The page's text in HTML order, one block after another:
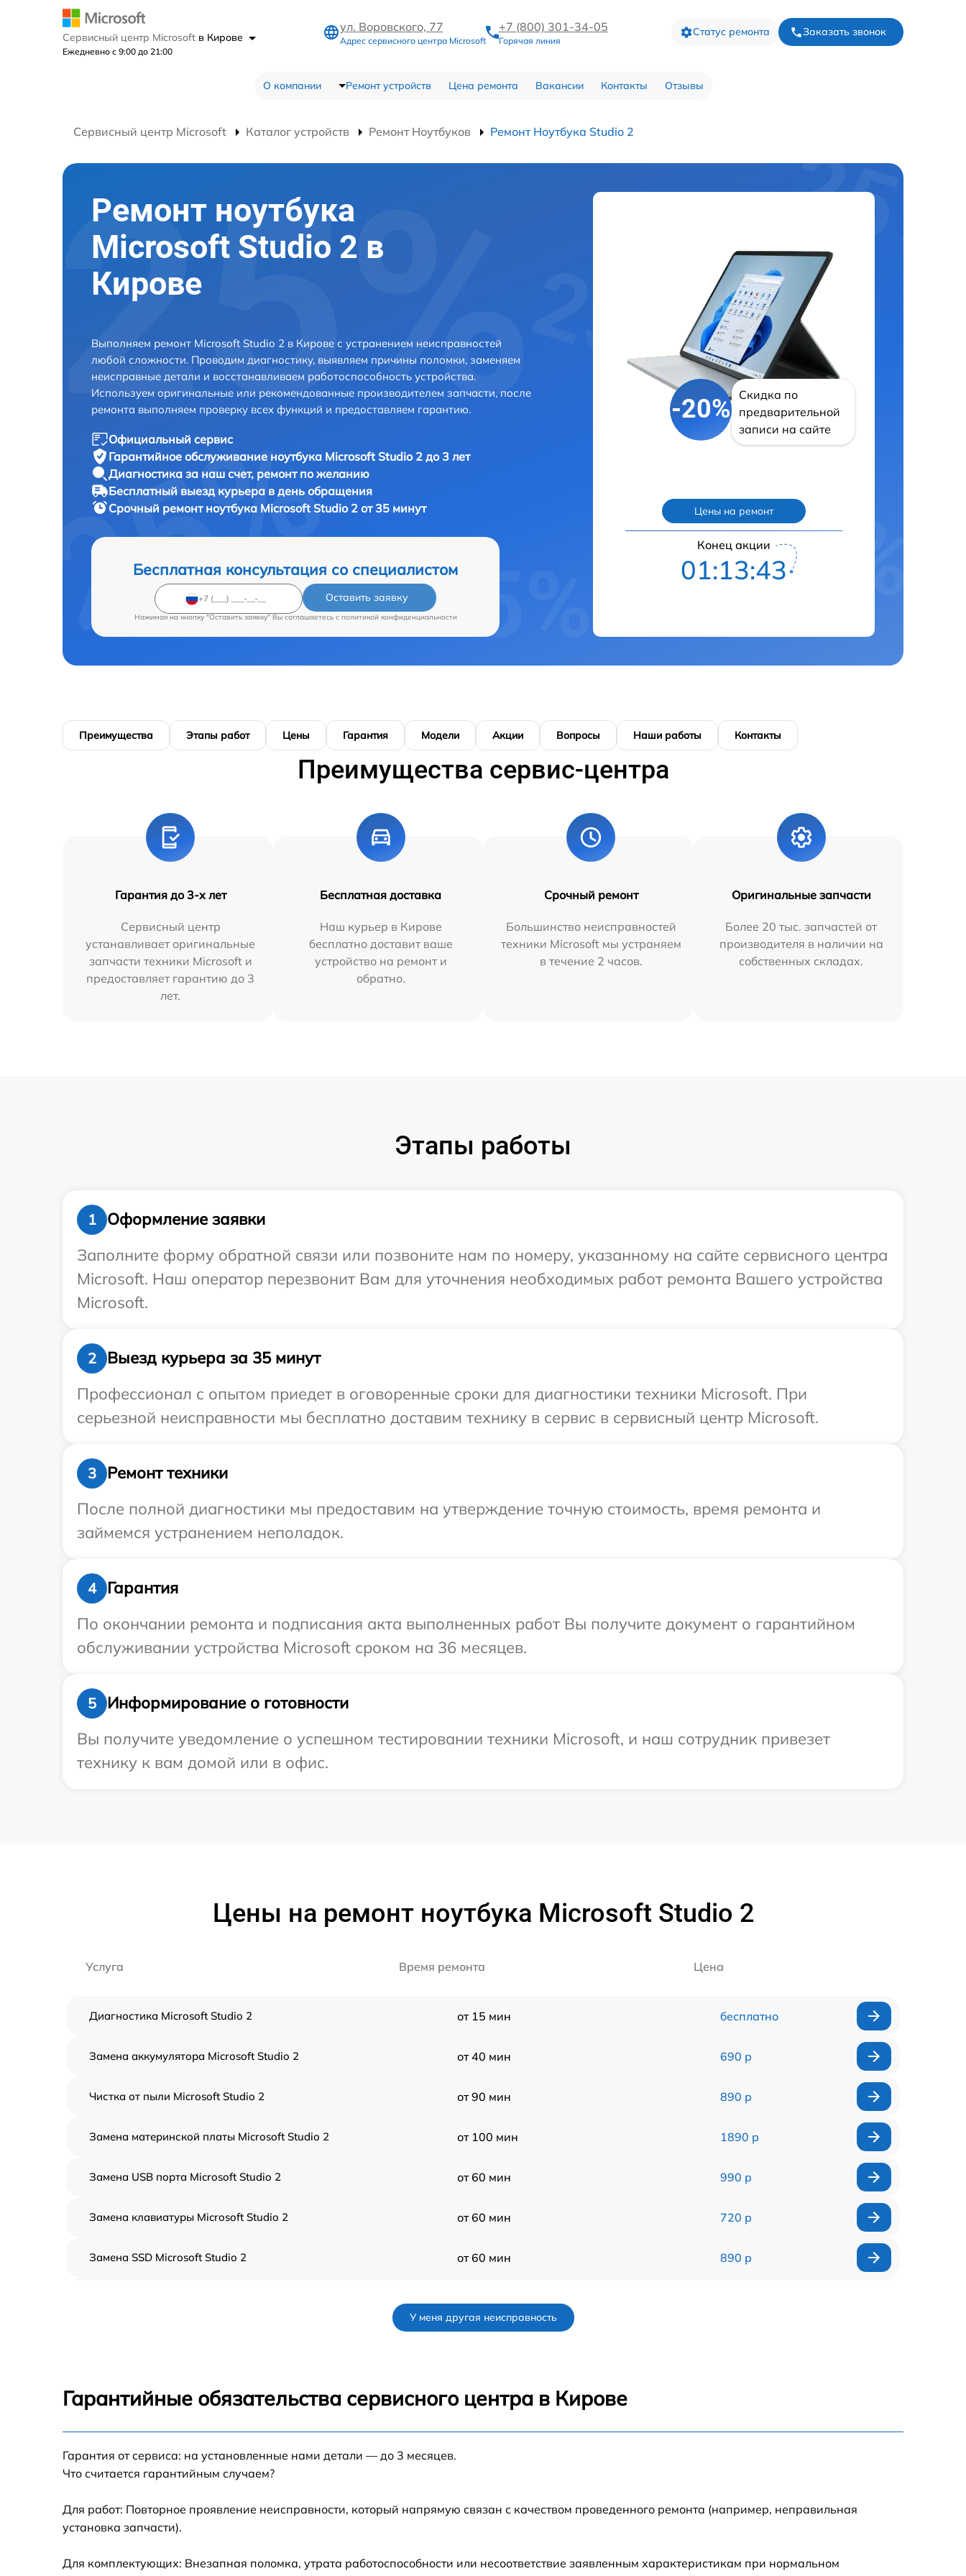
Сервисный центр Microsoft в Кирове
Ежедневно с 9:00 до 21:00
ул. Воровского, 77
Адрес сервисного центра Microsoft
+7 (800) 301-34-05
Горячая линия
Статус ремонта Заказать звонок
О компании Ремонт устройств Цена ремонта Вакансии Контакты Отзывы
Сервисный центр Microsoft Каталог устройств Ремонт Ноутбуков Ремонт Ноутбука Studio 2
Ремонт ноутбука
Microsoft Studio 2 в
Кирове
Выполняем ремонт Microsoft Studio 2 в Кирове с устранением неисправностей
любой сложности. Проводим диагностику, выявляем причины поломки, заменяем
неисправные детали и восстанавливаем работоспособность устройства.
Используем оригинальные или рекомендованные производителем запчасти, после
ремонта выполняем проверку всех функций и предоставляем гарантию.
Официальный сервис
Гарантийное обслуживание ноутбука Microsoft Studio 2 до 3 лет
Диагностика за наш счет, ремонт по желанию
Бесплатный выезд курьера в день обращения
Срочный ремонт ноутбука Microsoft Studio 2 от 35 минут
Бесплатная консультация со специалистом
Оставить заявку
Нажимая на кнопку "Оставить заявку" Вы соглашаетесь c политикой конфиденциальности
-20%
Скидка по
предварительной
записи на сайте
Цены на ремонт
Конец акции
01:13:42
Преимущества Этапы работ Цены Гарантия Модели Акции Вопросы Наши работы Контакты
Преимущества сервис-центра
Гарантия до 3-х лет
Сервисный центр
устанавливает оригинальные
запчасти техники Microsoft и
предоставляет гарантию до 3
лет.
Бесплатная доставка
Наш курьер в Кирове
бесплатно доставит ваше
устройство на ремонт и
обратно.
Срочный ремонт
Большинство неисправностей
техники Microsoft мы устраняем
в течение 2 часов.
Оригинальные запчасти
Более 20 тыс. запчастей от
производителя в наличии на
собственных складах.
Этапы работы
1
Оформление заявки
Заполните форму обратной связи или позвоните нам по номеру, указанному на сайте сервисного центра
Microsoft. Наш оператор перезвонит Вам для уточнения необходимых работ ремонта Вашего устройства
Microsoft.
2
Выезд курьера за 35 минут
Профессионал с опытом приедет в оговоренные сроки для диагностики техники Microsoft. При
серьезной неисправности мы бесплатно доставим технику в сервис в сервисный центр Microsoft.
3
Ремонт техники
После полной диагностики мы предоставим на утверждение точную стоимость, время ремонта и
займемся устранением неполадок.
4
Гарантия
По окончании ремонта и подписания акта выполненных работ Вы получите документ о гарантийном
обслуживании устройства Microsoft сроком на 36 месяцев.
5
Информирование о готовности
Вы получите уведомление о успешном тестировании техники Microsoft, и наш сотрудник привезет
технику к вам домой или в офис.
Цены на ремонт ноутбука Microsoft Studio 2
Услуга Время ремонта Цена
Диагностика Microsoft Studio 2 от 15 мин бесплатно
Замена аккумулятора Microsoft Studio 2 от 40 мин 690 р
Чистка от пыли Microsoft Studio 2 от 90 мин 890 р
Замена материнской платы Microsoft Studio 2 от 100 мин 1890 р
Замена USB порта Microsoft Studio 2 от 60 мин 990 р
Замена клавиатуры Microsoft Studio 2 от 60 мин 720 р
Замена SSD Microsoft Studio 2 от 60 мин 890 р
Замена системы охлаждения Microsoft Studio
Замена оперативной памяти Microsoft Studio
У меня другая неисправность
Гарантийные обязательства сервисного центра в Кирове
Гарантия от сервиса: на установленные нами детали — до 3 месяцев.
Что считается гарантийным случаем?
Для работ: Повторное проявление неисправности, который напрямую связан с качеством проведенного ремонта (например, неправильная
установка запчасти).
Для комплектующих: Внезапная поломка, утрата работоспособности или несоответствие заявленным характеристикам при нормальном